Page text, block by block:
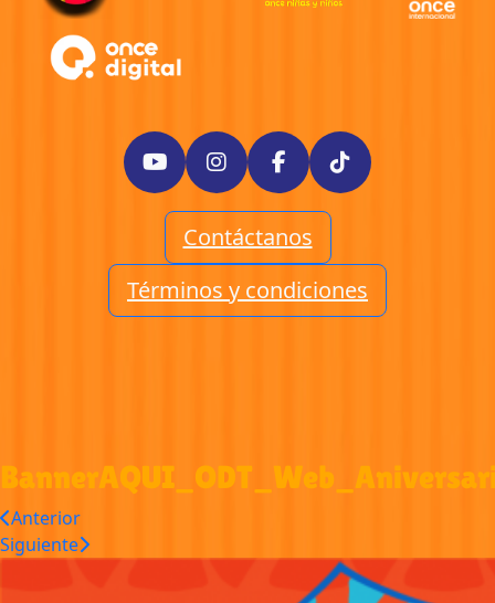
Contáctanos
Términos y condiciones
Anterior
Siguiente